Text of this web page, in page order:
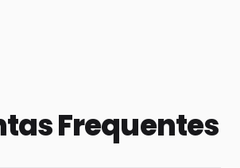
Frequentes